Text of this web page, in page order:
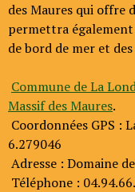
des Maures qui offre
permettra
de bord de mer et
Commune de La
Massif des Maures.
Coordonnées GPS :
6.279046
Adresse : Domaine
Téléphone :